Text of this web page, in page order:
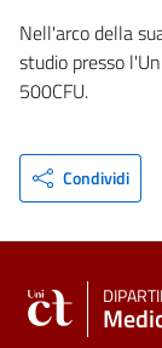
Nell'arco della
studio presso
500CFU.
Condividi